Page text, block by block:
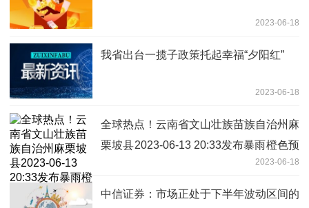
2023-06-18
我省出台一揽子政策托起幸福“夕阳红”
2023-06-18
全球热点！云南省文山壮族苗族自治州麻
栗坡县2023-06-13 20:33发布暴雨橙色预
2023-06-18
中信证券：市场正处于下半年波动区间的